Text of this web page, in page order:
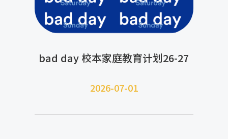
bad day 校本家庭教育计划26-27
2026-07-01